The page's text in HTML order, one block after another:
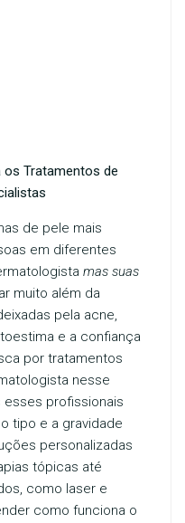
os Tratamentos de
de pele mais
em diferentes
mas suas
muito além da
pela acne,
e a confiança
por tratamentos
nesse
profissionais
tipo e a gravidade
personalizadas
tópicas até
como laser e
como funciona o